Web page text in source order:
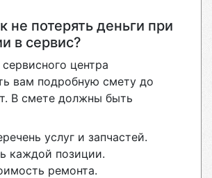
не потерять деньги при
в сервис?
центра
вам подробную смету до
В смете должны быть
услуг и запчастей.
каждой позиции.
ремонта.